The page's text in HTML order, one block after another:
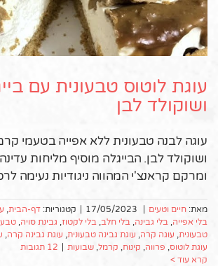
עוגת לוטוס טבעונית עם
ושוקולד לבן
עוגה לבנה טבעונית ללא אפייה בטעמי
ושוקולד לבן. הבייגלה מוסיף מליחות
ומרקם קראנצ'י המהווה ניגודיות נעימה
מאת: חיים וטעים |
17/05/2023
| קטגוריות: דף-הבית
בלי אפייה בלי גבינה בלי חלב בלי לקטוז גבינת סויה
טבעונית עוגה קרה עוגת גבינה טבעונית עוגת גבינה קרה
עוגת לוטוס פרווה קינוח קרמל שבועות | 12 תגובות
קרא עוד >